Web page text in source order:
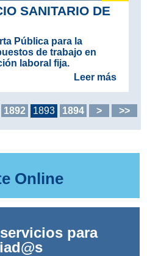
SANITARIO DE
Pública para la
de trabajo en
laboral fija.
Leer más
1892 1893 1894 > >>
Online
para